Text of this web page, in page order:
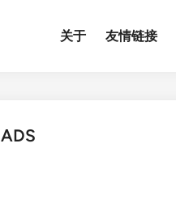
关于 友情链接
ADS